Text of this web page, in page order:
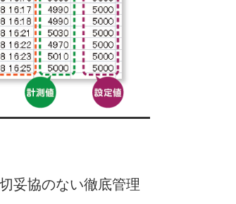
妥協のない徹底管理